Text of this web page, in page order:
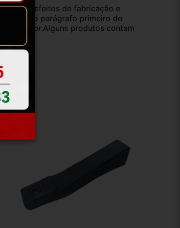
cobre defeitos de fabricação e
no parágrafo primeiro do
superior.Alguns produtos contam